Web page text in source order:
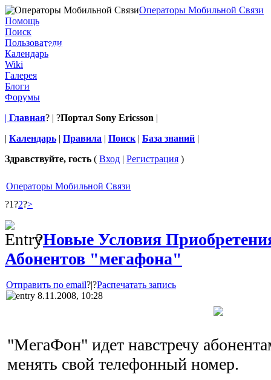
Новости, акции, скидки, тарифы Мобильных
Операторы Мобильной Связи
Помощь
Поиск
Пользователи
Календарь
Wiki
Галерея
Блоги
Форумы
| Главная? | ?Портал Sony Ericsson |
| Календарь | Правила | Поиск | База знаний |
Здравствуйте, гость ( Вход | Регистрация )
Операторы Мобильной Связи
?1?2?>
?Новые Условия
Абонентов "мегафона"
Отправить по email?|?Распечатать запись
8.11.2008, 10:28
"МегаФон" идет навстречу
менять свой телефонный номер.